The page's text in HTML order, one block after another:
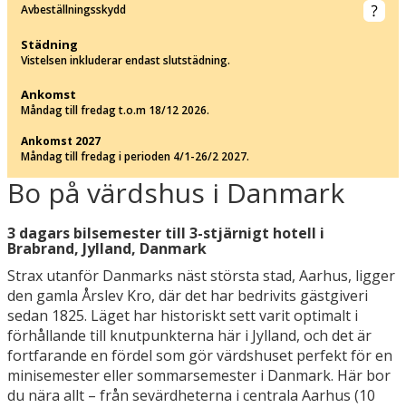
Bo på värdshus i Danmark
3 dagars bilsemester till 3-stjärnigt hotell i
Brabrand, Jylland, Danmark
Strax utanför Danmarks näst största stad, Aarhus, ligger
den gamla Årslev Kro, där det har bedrivits gästgiveri
sedan 1825. Läget har historiskt sett varit optimalt i
förhållande till knutpunkterna här i Jylland, och det är
fortfarande en fördel som gör värdshuset perfekt för en
minisemester eller sommarsemester i Danmark. Här bor
du nära allt – från sevärdheterna i centrala Aarhus (10
Avbeställningsskydd
Städning
Vistelsen inkluderar endast slutstädning.
Ankomst
Måndag till fredag t.o.m 18/12 2026.
Ankomst 2027
Måndag till fredag i perioden 4/1-26/2 2027.